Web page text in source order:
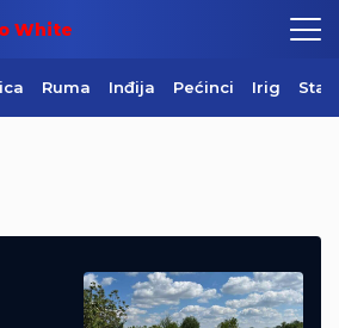
Ruma Inđija Pećinci Irig